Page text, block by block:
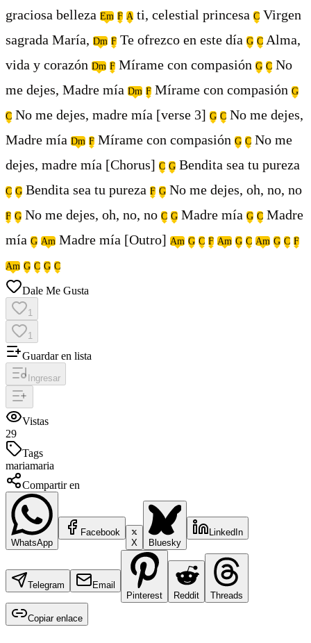
graciosa belleza Em F A ti, celestial princesa C Virgen
sagrada María, Dm F Te ofrezco en este día G C Alma,
vida y corazón Dm F Mírame con compasión G C No
me dejes, Madre mía Dm F Mírame con compasión G
C No me dejes, madre mía [verse 3] G C No me dejes,
Madre mía Dm F Mírame con compasión G C No me
dejes, madre mía [Chorus] C G Bendita sea tu pureza
C G Bendita sea tu pureza F G No me dejes, oh, no, no
F G No me dejes, oh, no, no C G Madre mía G C Madre
mía G Am Madre mía [Outro] Am G C F Am G C Am G C F
Am G C G C
Dale Me Gusta
1
1
Guardar en lista
Ingresar
Vistas
29
Tags
mariamaria
Compartir en
WhatsApp
Facebook
X
Bluesky
LinkedIn
Telegram
Email
Pinterest
Reddit Threads
Copiar enlace